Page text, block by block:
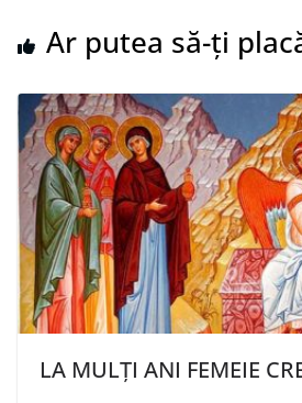
Ar putea să-ți
LA MULȚI ANI FEMEIE